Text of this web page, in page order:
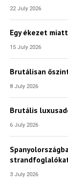
22 July 2026
Egy ékezet
15 July 2026
Brutálisan
8 July 2026
Brutális
6 July 2026
3 July 2026